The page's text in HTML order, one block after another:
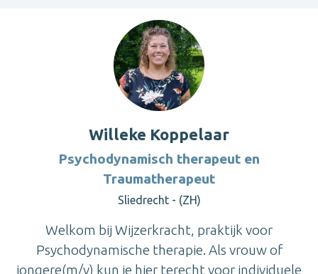
Willeke Koppelaar
Psychodynamisch therapeut en
Traumatherapeut
Sliedrecht - (ZH)
Welkom bij Wijzerkracht, praktijk voor
Psychodynamische therapie. Als vrouw of
jongere(m/v) kun je hier terecht voor individuele